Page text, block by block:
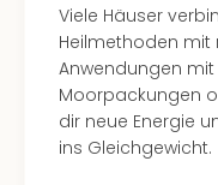
Viele Häuser
Heilmethoden mit
Anwendungen
Moorpackungen
dir neue Energie
ins Gleichgewicht.